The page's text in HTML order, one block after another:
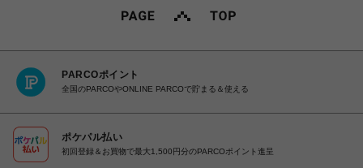
PARCOポイント
全国のPARCOやONLINE PARCOで貯まる＆使える
ポケパル払い
初回登録＆お買物で最大1,500円分のPARCOポイント進呈